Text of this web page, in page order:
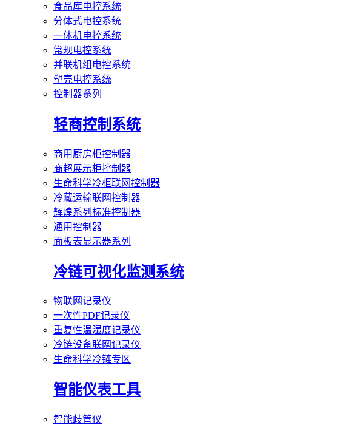
食品库电控系统
分体式电控系统
一体机电控系统
常规电控系统
并联机组电控系统
塑壳电控系统
控制器系列
轻商控制系统
商用厨房柜控制器
商超展示柜控制器
生命科学冷柜联网控制器
冷藏运输联网控制器
辉煌系列标准控制器
通用控制器
面板表显示器系列
冷链可视化监测系统
物联网记录仪
一次性PDF记录仪
重复性温湿度记录仪
冷链设备联网记录仪
生命科学冷链专区
智能仪表工具
智能歧管仪